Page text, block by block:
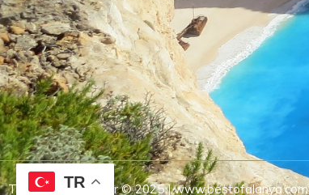
Tüm Hakları Saklıdır © 2025 | www.bestofalanya.com
TR